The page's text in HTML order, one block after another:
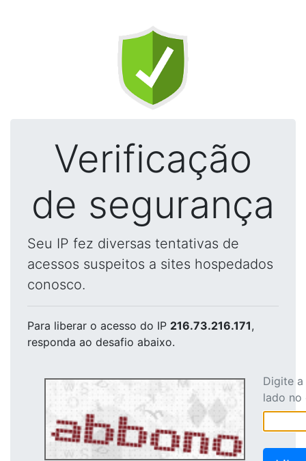
Verificação
de segurança
Seu IP fez diversas tentativas de
acessos suspeitos a sites hospedados
conosco.
Para liberar o acesso do IP 216.73.216.171,
responda ao desafio abaixo.
Digite
lado no